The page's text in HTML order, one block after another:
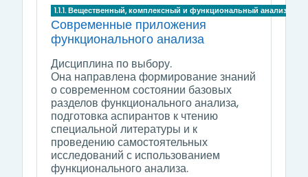
1.1.1. Вещественный, комплексный и функциональный анализ
Современные приложения
функционального анализа
Дисциплина по выбору.
Она направлена формирование знаний
о современном состоянии базовых
разделов функционального анализа,
подготовка аспирантов к чтению
специальной литературы и к
проведению самостоятельных
исследований с использованием
функционального анализа.